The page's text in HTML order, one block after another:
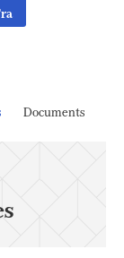
Documents